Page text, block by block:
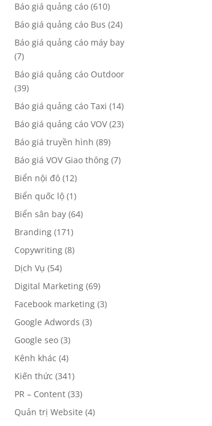
Báo giá quảng cáo (610)
Báo giá quảng cáo Bus (24)
Báo giá quảng cáo máy bay
(7)
Báo giá quảng cáo Outdoor
(39)
Báo giá quảng cáo Taxi (14)
Báo giá quảng cáo VOV(23)
Báo giá truyền hình (89)
Báo giá VOV Giao thông (7)
Biển nội đô (12)
Biển quốc lộ (1)
Biển sân bay (64)
Branding (171)
Copywriting (8)
Dịch Vụ (54)
Digital Marketing (69)
Facebook marketing (3)
Google Adwords (3)
Google seo (3)
Kênh khác (4)
Kiến thức (341)
PR – Content (33)
Quản trị Website (4)